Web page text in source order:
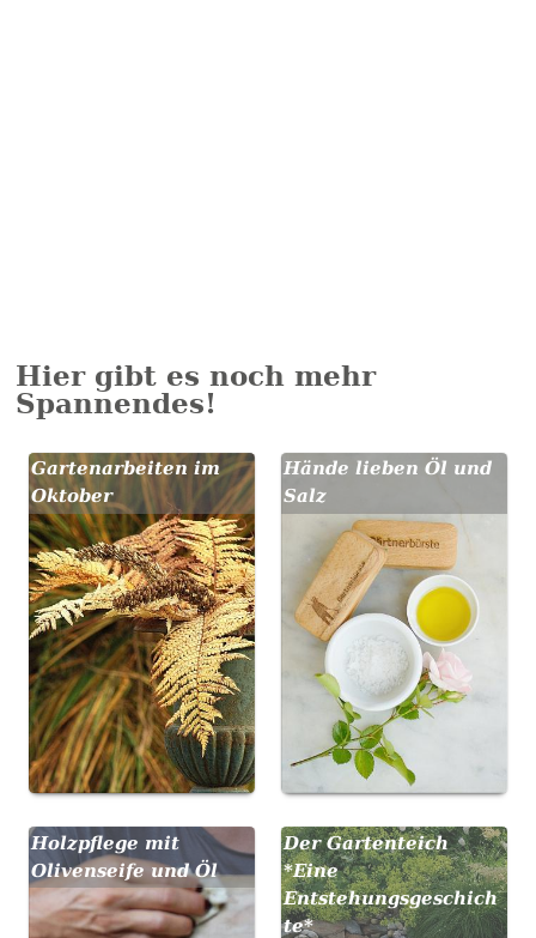
Hier gibt es noch mehr
Spannendes!
Gartenarbeiten im
Oktober
Hände lieben Öl und
Salz
Holzpflege mit
Olivenseife und Öl
Der Gartenteich
*Eine
Entstehungsgeschich
te*